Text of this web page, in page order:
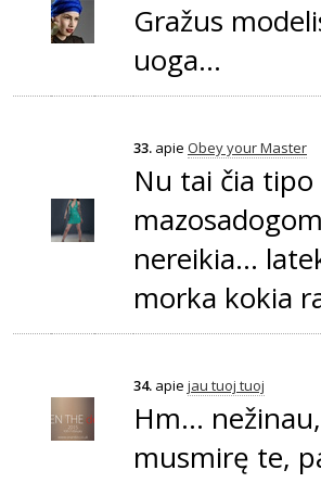
Gražus
uoga...
33. apie Obey your Master
Nu tai čia
nereikia...
morka kokia
34. apie jau tuoj tuoj
Hm...
musmirę te,